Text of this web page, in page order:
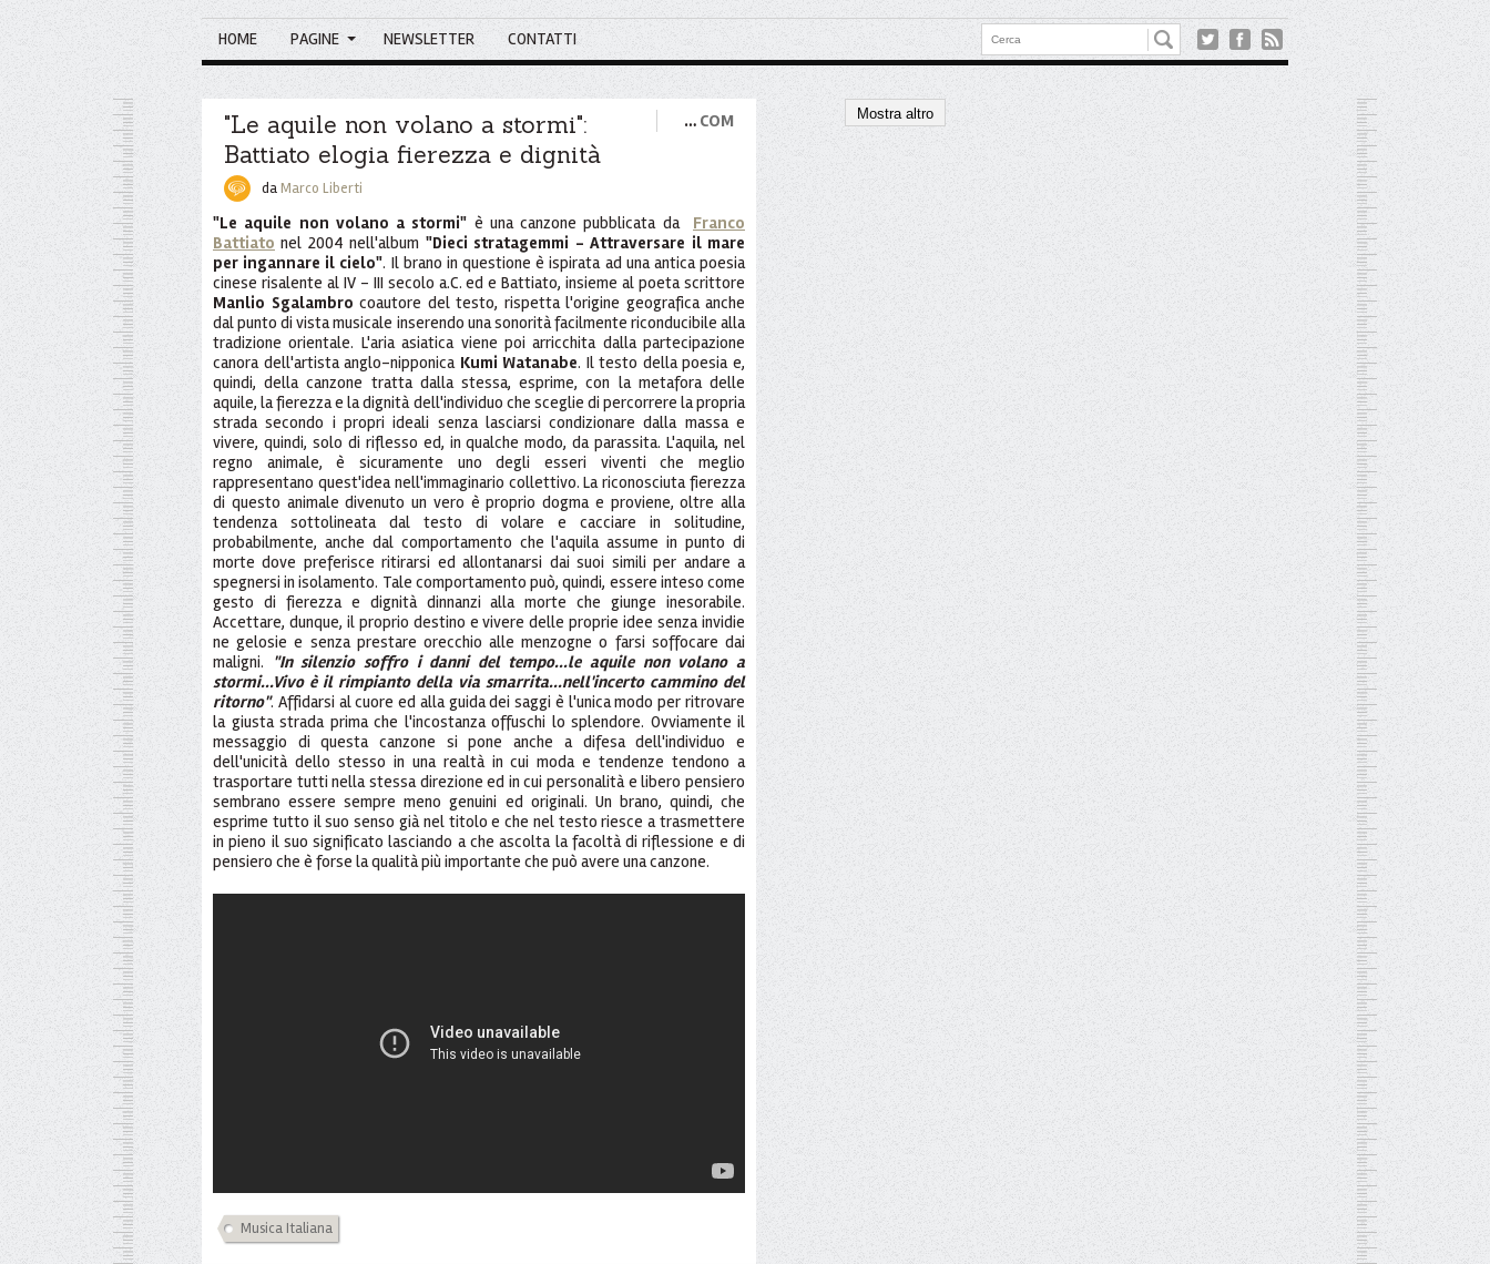
HOME PAGINE NEWSLETTER CONTATTI
"Le aquile non volano a stormi":
Battiato elogia fierezza e dignità
… COM
daMarco Liberti
"Le aquile non volano a stormi" è una canzone pubblicata da
Franco
Battiato nel 2004 nell'album "Dieci stratagemmi - Attraversare il mare
per ingannare il cielo". Il brano in questione è ispirata ad una antica poesia
cinese risalente al IV - III secolo a.C. ed e Battiato, insieme al poeta scrittore
Manlio Sgalambro coautore del testo, rispetta l'origine geografica anche
dal punto di vista musicale inserendo una sonorità facilmente riconducibile alla
tradizione orientale. L'aria asiatica viene poi arricchita dalla partecipazione
canora dell'artista anglo-nipponica Kumi Watanabe. Il testo della poesia e,
quindi, della canzone tratta dalla stessa, esprime, con la metafora delle
aquile, la fierezza e la dignità dell'individuo che sceglie di percorrere la propria
strada secondo i propri ideali senza lasciarsi condizionare dalla massa e
vivere, quindi, solo di riflesso ed, in qualche modo, da parassita. L'aquila, nel
regno animale, è sicuramente uno degli esseri viventi che meglio
rappresentano quest'idea nell'immaginario collettivo. La riconosciuta fierezza
di questo animale divenuto un vero è proprio dogma e proviene, oltre alla
tendenza sottolineata dal testo di volare e cacciare in solitudine,
probabilmente, anche dal comportamento che l'aquila assume in punto di
morte dove preferisce ritirarsi ed allontanarsi dai suoi simili per andare a
spegnersi in isolamento. Tale comportamento può, quindi, essere inteso come
gesto di fierezza e dignità dinnanzi alla morte che giunge inesorabile.
Accettare, dunque, il proprio destino e vivere delle proprie idee senza invidie
ne gelosie e senza prestare orecchio alle menzogne o farsi soffocare dai
maligni.
"In silenzio soffro i danni del tempo...le aquile non volano a
stormi...Vivo è il rimpianto della via smarrita...nell'incerto cammino del
ritorno". Affidarsi al cuore ed alla guida dei saggi è l'unica modo per ritrovare
la giusta strada prima che l'incostanza offuschi lo splendore. Ovviamente il
messaggio di questa canzone si pone anche a difesa dell'individuo e
dell'unicità dello stesso in una realtà in cui moda e tendenze tendono a
trasportare tutti nella stessa direzione ed in cui personalità e libero pensiero
sembrano essere sempre meno genuini ed originali. Un brano, quindi, che
esprime tutto il suo senso già nel titolo e che nel testo riesce a trasmettere
in pieno il suo significato lasciando a che ascolta la facoltà di riflessione e di
pensiero che è forse la qualità più importante che può avere una canzone.
Musica Italiana
Mostra altro